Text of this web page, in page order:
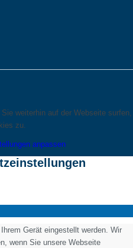
weiterhin auf der Webseite surfen,
zu.
anpassen
Gerät eingestellt werden. Wir
wenn Sie unsere Webseite